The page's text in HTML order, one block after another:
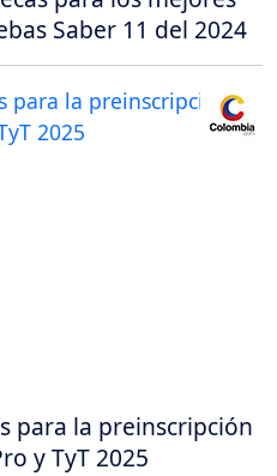
Saber 11 del 2024
para la preinscripción
y TyT 2025